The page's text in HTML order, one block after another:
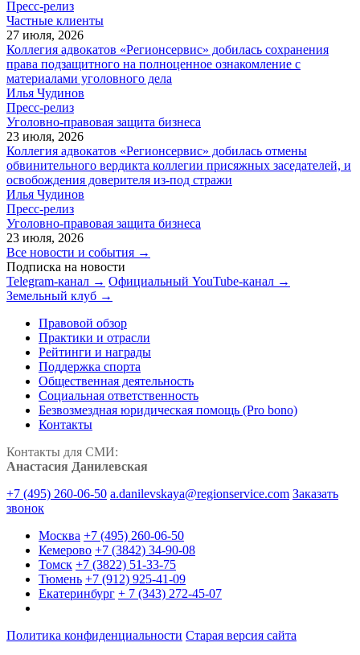
Пресс-релиз
Частные клиенты
27 июля, 2026
Коллегия адвокатов «Регионсервис» добилась сохранения
права подзащитного на полноценное ознакомление с
материалами уголовного дела
Илья Чудинов
Пресс-релиз
Уголовно-правовая защита бизнеса
23 июля, 2026
Коллегия адвокатов «Регионсервис» добилась отмены
обвинительного вердикта коллегии присяжных заседателей, и
освобождения доверителя из-под стражи
Илья Чудинов
Пресс-релиз
Уголовно-правовая защита бизнеса
23 июля, 2026
Все новости и события →
Подписка на новости
Telegram-канал → Официальный YouTube-канал →
Земельный клуб →
Правовой обзор
Практики и отрасли
Рейтинги и награды
Поддержка спорта
Общественная деятельность
Социальная ответственность
Безвозмездная юридическая помощь (Pro bono)
Контакты
Контакты для СМИ:
Анастасия Данилевская
+7 (495) 260-06-50 a.danilevskaya@regionservice.com Заказать
звонок
Москва +7 (495) 260-06-50
Кемерово +7 (3842) 34-90-08
Томск +7 (3822) 51-33-75
Тюмень +7 (912) 925-41-09
Екатеринбург + 7 (343) 272-45-07
Политика конфиденциальности Старая версия сайта